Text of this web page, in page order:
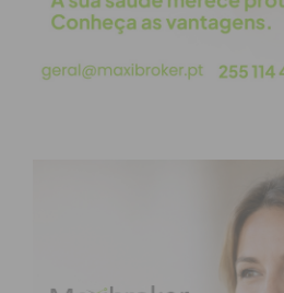
Sábados – das 08h às
Assine nossa
obtenha de forma